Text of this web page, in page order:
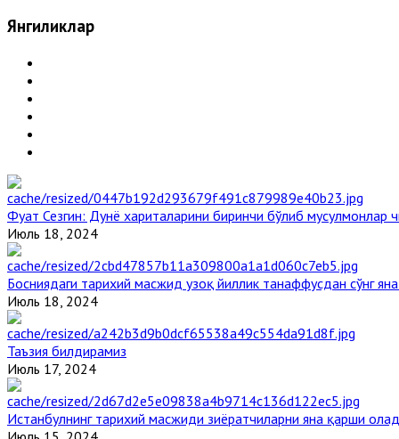
Янгиликлар
Фуат Сезгин: Дунё хариталарини биринчи бўлиб мусулмонлар
Июль 18, 2024
Босниядаги тарихий масжид узоқ йиллик танаффусдан сўнг
Июль 18, 2024
Таъзия билдирамиз
Июль 17, 2024
Истанбулнинг тарихий масжиди зиёратчиларни яна қарши